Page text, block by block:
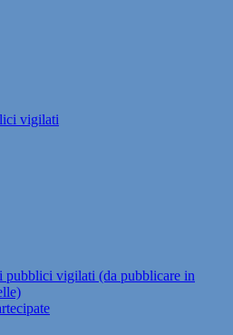
vigilati
pubblici vigilati (da pubblicare in